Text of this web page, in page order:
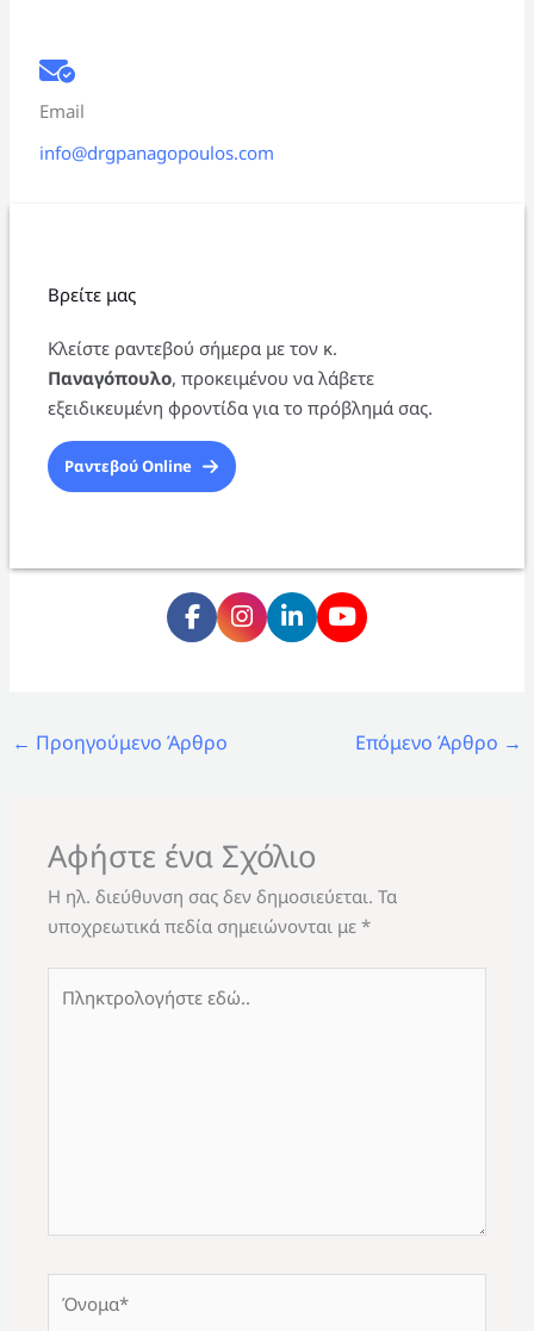
Email
info@drgpanagopoulos.com
Βρείτε μας
Κλείστε ραντεβού σήμερα με τον κ.
Παναγόπουλο, προκειμένου να λάβετε
εξειδικευμένη φροντίδα για το πρόβλημά σας.
Ραντεβού Online
← Προηγούμενο Άρθρο Επόμενο Άρθρο →
Αφήστε ένα Σχόλιο
Η ηλ. διεύθυνση σας δεν δημοσιεύεται. Τα
υποχρεωτικά πεδία σημειώνονται με*
εδώ..